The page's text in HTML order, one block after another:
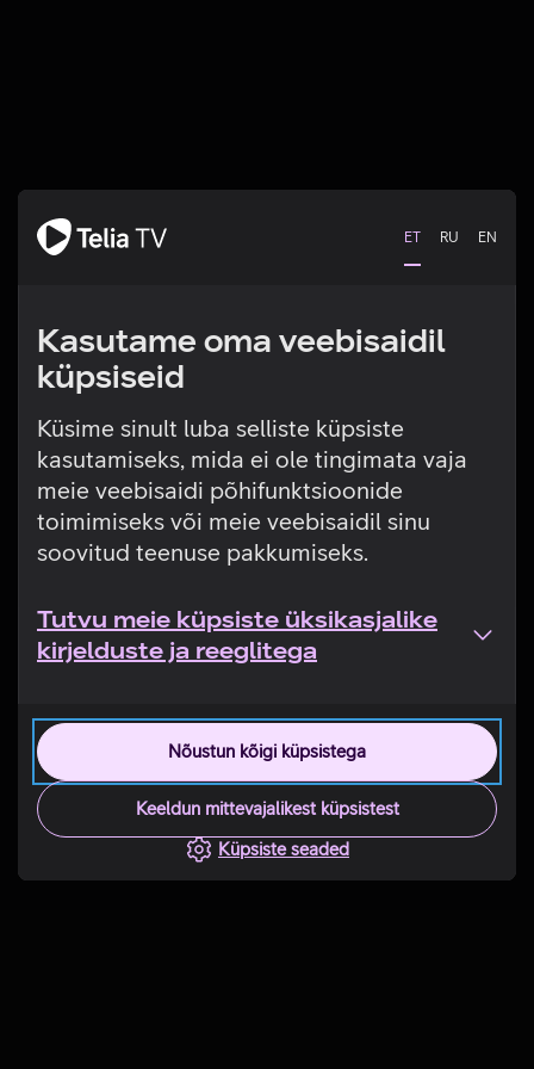
ET RU EN
Kasutame oma veebisaidil
küpsiseid
Küsime sinult luba selliste küpsiste
kasutamiseks, mida ei ole tingimata vaja
meie veebisaidi põhifunktsioonide
toimimiseks või meie veebisaidil sinu
soovitud teenuse pakkumiseks.
Tutvu meie küpsiste üksikasjalike
kirjelduste ja reeglitega
Nõustun kõigi küpsistega
Keeldun mittevajalikest küpsistest
Küpsiste seaded
Tehniline viga